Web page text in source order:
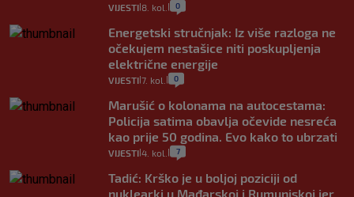
VIJESTI 8. kol. 0
Energetski stručnjak: Iz više razloga ne
očekujem nestašice niti poskupljenja
električne energije
VIJESTI 7. kol. 0
Marušić o kolonama na autocestama:
Policija satima obavlja očevide nesreća
kao prije 50 godina. Evo kako to ubrzati
VIJESTI 4. kol. 7
Tadić: Krško je u boljoj poziciji od
nuklearki u Mađarskoj i Rumunjskoj jer